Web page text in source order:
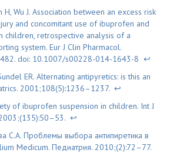
H, Wu J. Association between an excess risk
and concomitant use of ibuprofen and
children, retrospective analysis of a
system. Eur J Clin Pharmacol.
doi: 10.1007/s00228-014-1643-8 ↩
ER. Alternating antipyretics: is this an
2001;108(5):1236–1237. ↩
of ibuprofen suspension in children. Int J
↩
С.А. Проблемы выбора антипиретика в
Medicum. Педиатрия. 2010;(2):72–77.